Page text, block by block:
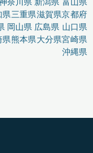
県三重県滋賀県京都府
岡山県 広島県 山口県
県熊本県大分県宮崎県
沖縄県